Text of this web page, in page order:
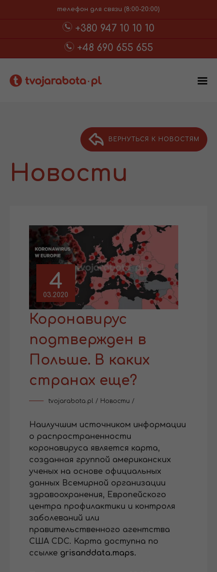
телефон для связи (8:00-20:00)
+380 947 10 10 10
+48 690 655 655
ВЕРНУТЬСЯ К НОВОСТЯМ
Новости
4
03.2020
Коронавирус
подтвержден в
Польше. В каких
странах еще?
tvojarabota.pl / Новости /
Наилучшим источником информации
о распространенности
коронавируса является карта,
созданная группой американских
ученых на основе официальных
данных Всемирной организации
здравоохранения, Европейского
центра профилактики и контроля
заболеваний или
правительственного агентства
США CDC. Карта доступна по
ссылке grisanddata.maps.